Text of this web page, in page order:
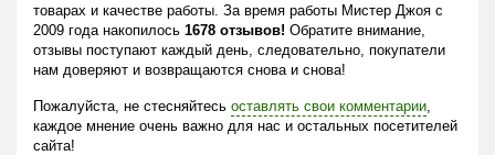
товарах и качестве работы. За время работы Мистер Джоя с
2009 года накопилось 1678 отзывов! Обратите внимание,
отзывы поступают каждый день, следовательно, покупатели
нам доверяют и возвращаются снова и снова!
Пожалуйста, не стесняйтесь оставлять свои комментарии,
каждое мнение очень важно для нас и остальных посетителей
сайта!